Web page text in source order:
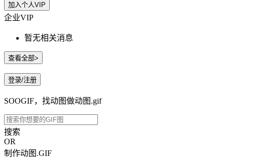
加入个人VIP
企业VIP
暂无相关消息
查看全部>
登录/注册
SOOGIF，找动图做动图.gif
搜索
OR
制作动图.GIF